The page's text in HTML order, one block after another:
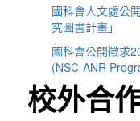
國科會人文處公
究圖書計畫」
國科會公開徵求
(NSC-ANR
校外合